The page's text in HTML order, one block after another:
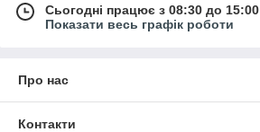
Сьогодні працює з 08:30 до 15:00
Показати весь графік роботи
Про нас
Контакти